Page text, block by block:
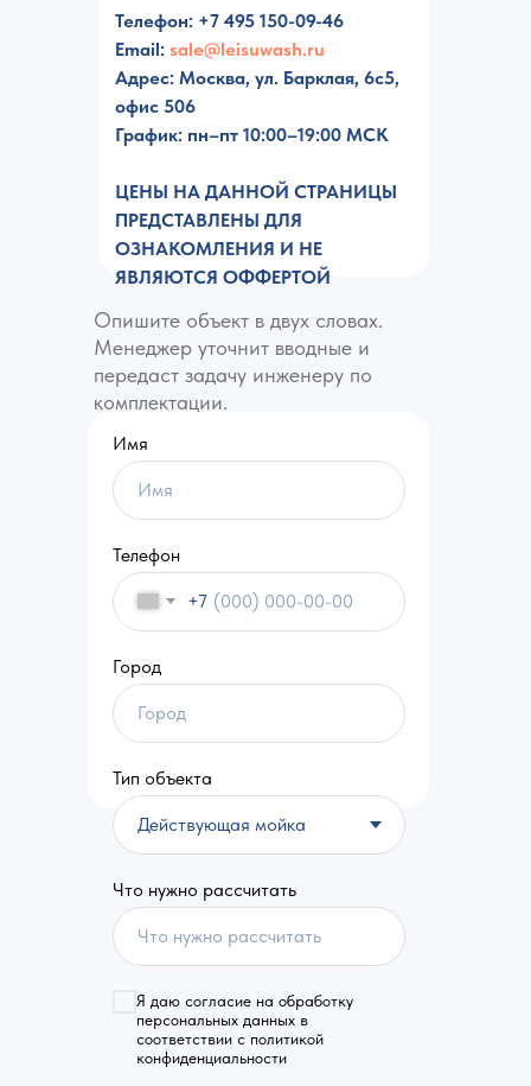
Опишите объект в двух словах.
Менеджер уточнит вводные и
передаст задачу инженеру по
комплектации.
Телефон: +7 495 150-09-46
Email: sale@leisuwash.ru
Адрес: Москва, ул. Барклая, 6c5,
офис 506
График: пн–пт 10:00–19:00 МСК
ЦЕНЫ НА ДАННОЙ СТРАНИЦЫ
ПРЕДСТАВЛЕНЫ ДЛЯ
ОЗНАКОМЛЕНИЯ И НЕ
ЯВЛЯЮТСЯ ОФФЕРТОЙ
Имя
Телефон
+7
Город
Тип объекта
Что нужно рассчитать
Я даю согласие на обработку
персональных данных в
соответствии с политикой
конфиденциальности